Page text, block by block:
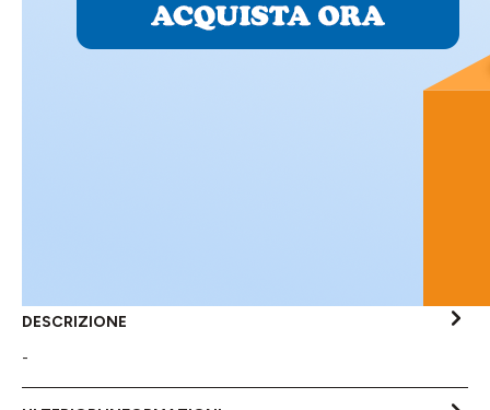
DESCRIZIONE
-